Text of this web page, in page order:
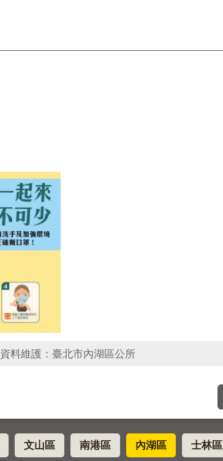
資料維護：臺北市內湖區公所
文山區 南港區 內湖區 士林區